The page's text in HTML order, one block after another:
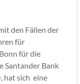
den Fällen der
für
für die
Santander Bank
hat sich eine